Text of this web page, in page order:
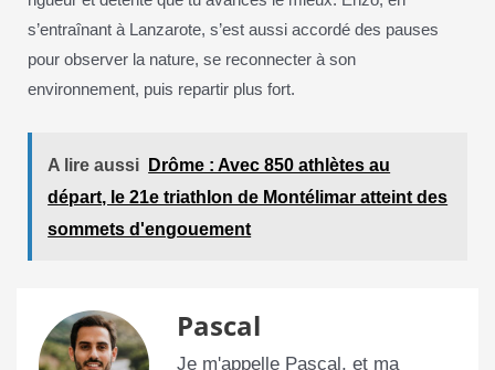
s’entraînant à Lanzarote, s’est aussi accordé des pauses
pour observer la nature, se reconnecter à son
environnement, puis repartir plus fort.
A lire aussi
Drôme : Avec 850 athlètes au
départ, le 21e triathlon de Montélimar atteint des
sommets d'engouement
Pascal
Je m'appelle Pascal, et ma